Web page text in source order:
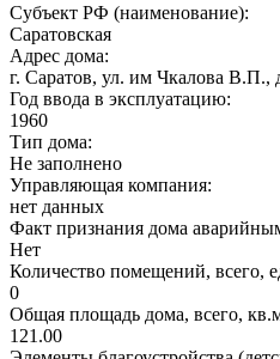
Субъект РФ (наименование):
Саратовская
Адрес дома:
г. Саратов, ул. им Чкалова В.П.,
Год ввода в эксплуатацию:
1960
Тип дома:
Не заполнено
Управляющая компания:
нет данных
Факт признания дома
Нет
Количество помещений, всего,
0
Общая площадь дома, всего,
121.00